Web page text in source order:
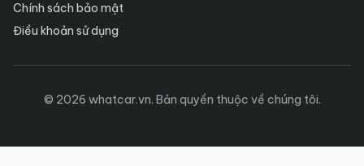
Chính sách bảo mật
Điều khoản sử dụng
© 2026 whatcar.vn. Bản quyền thuộc về chúng tôi.